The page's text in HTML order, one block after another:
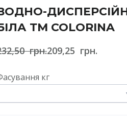
ТМ COLORINA
грн.209,25  грн.
кг